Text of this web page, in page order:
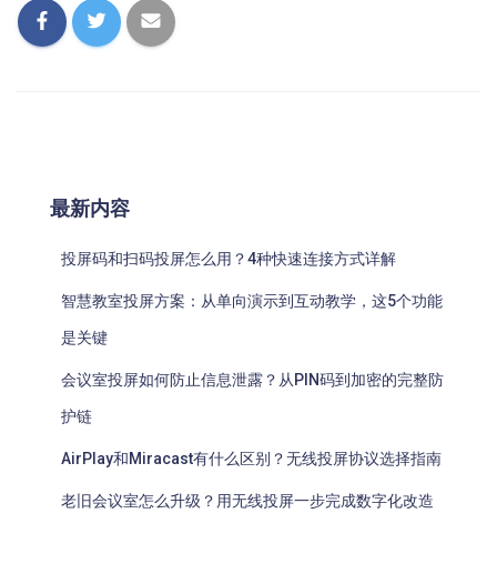
最新内容
投屏码和扫码投屏怎么用？4种快速连接方式详解
智慧教室投屏方案：从单向演示到互动教学，这5个功能
是关键
会议室投屏如何防止信息泄露？从PIN码到加密的完整防
护链
AirPlay和Miracast有什么区别？无线投屏协议选择指南
老旧会议室怎么升级？用无线投屏一步完成数字化改造